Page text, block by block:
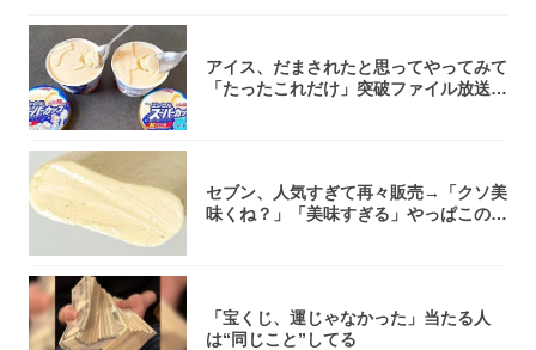
アイス、だまされたと思ってやってみて
「たったこれだけ」突破ファイル放送で
セブン、人気すぎて再々販売→「クソ美
味くね？」「美味すぎる」やっぱこのク
「宝くじ、運じゃなかった」当たる人
は“同じこと”してる